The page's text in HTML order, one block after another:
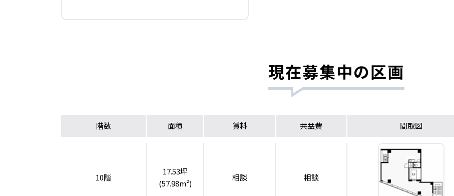
現在募集中の区画
階数 面積 賃料 共益費 間取図
10階
17.53坪
(57.98m²)
相談 相談